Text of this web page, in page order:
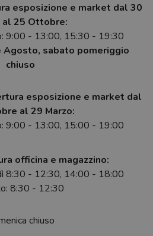
esposizione e market dal 30
al 25 Ottobre:
9:00 - 13:00, 15:30 - 19:30
Agosto, sabato pomeriggio
chiuso
esposizione e market dal
al 29 Marzo:
9:00 - 13:00, 15:00 - 19:00
officina e magazzino:
8:30 - 12:30, 14:00 - 18:00
8:30 - 12:30
chiuso